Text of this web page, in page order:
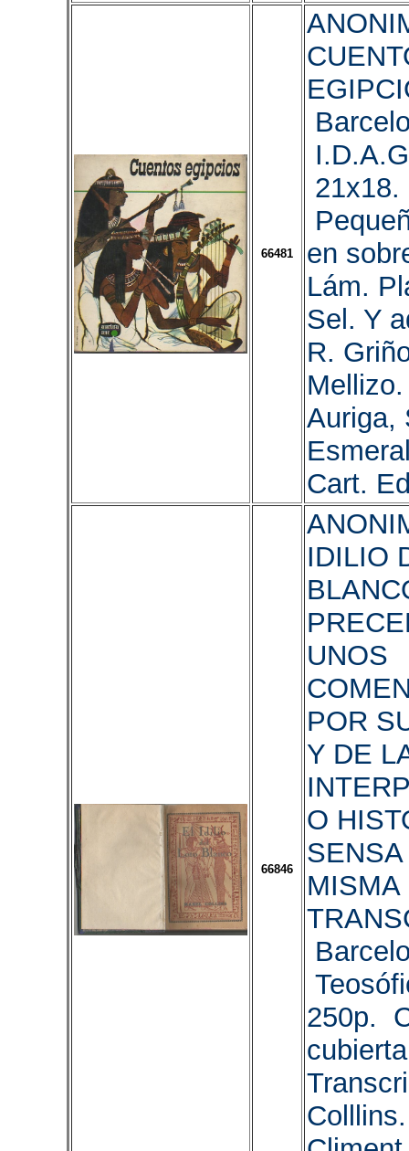
66481
21x18.
en
Lám.
Sel. Y
R.
Auriga,
Cart.
66846
IDILIO
UNOS
POR
Y DE
O
MISMA
250p.